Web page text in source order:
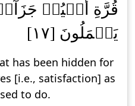
قُرَّةِ أَعۡيُنٖ جَزَآءَۢ
يَعۡمَلُونَ [١٧]
has been hidden for
[i.e., satisfaction] as
to do.